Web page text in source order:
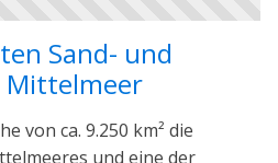
Sand- und
Mittelmeer
von ca. 9.250 km² die
und eine der